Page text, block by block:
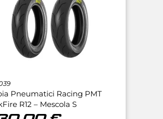
Pneumatici Racing PMT
R12 – Mescola S